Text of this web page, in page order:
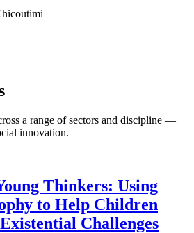
a range of sectors and discipline —
innovation.
Thinkers: Using
to Help Children
Challenges